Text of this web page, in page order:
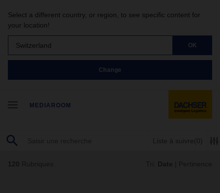
Select a different country, or region, to see specific content for
your location!
Switzerland OK
Change
MEDIAROOM
Liste à suivre(0)